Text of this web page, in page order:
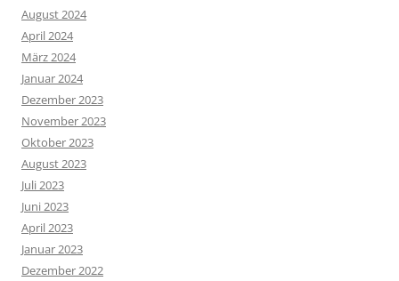
August 2024
April 2024
März 2024
Januar 2024
Dezember 2023
November 2023
Oktober 2023
August 2023
Juli 2023
Juni 2023
April 2023
Januar 2023
Dezember 2022